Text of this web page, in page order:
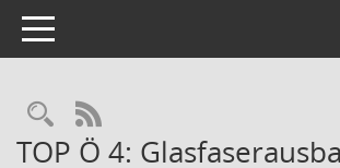
Toggle navigation
Rechercheauswahl
RSS-Feed
TOP Ö 4: